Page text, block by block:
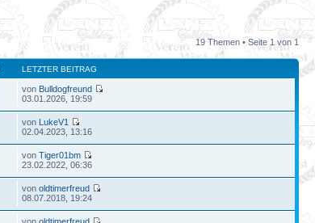
19 Themen • Seite 1 von 1
LETZTER BEITRAG
von Bulldogfreund
03.01.2026, 19:59
von LukeV1
02.04.2023, 13:16
vonTiger01bm
23.02.2022, 06:36
vonoldtimerfreud
08.07.2018, 19:24